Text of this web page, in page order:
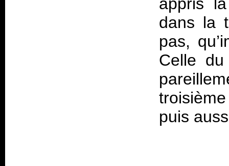
dans la
pas,
Celle